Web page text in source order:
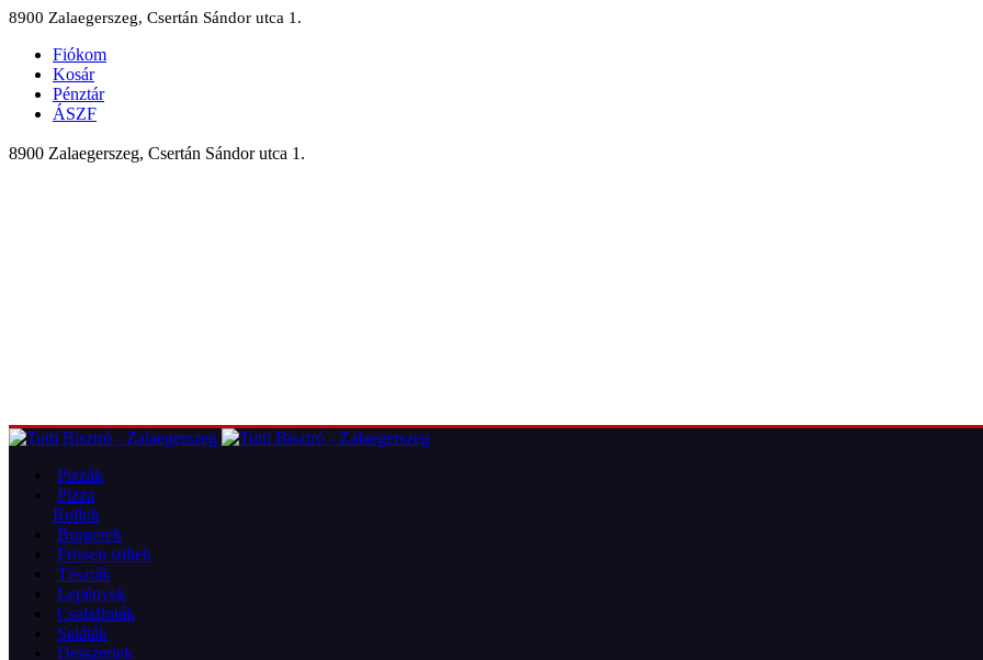
8900 Zalaegerszeg, Csertán Sándor utca 1.
Fiókom
Kosár
Pénztár
ÁSZF
8900 Zalaegerszeg, Csertán Sándor utca 1.
Pizzák
Pizza
Rollok
Burgerek
Frissen sültek
Tészták
Lepények
Csalafinták
Saláták
Desszertek